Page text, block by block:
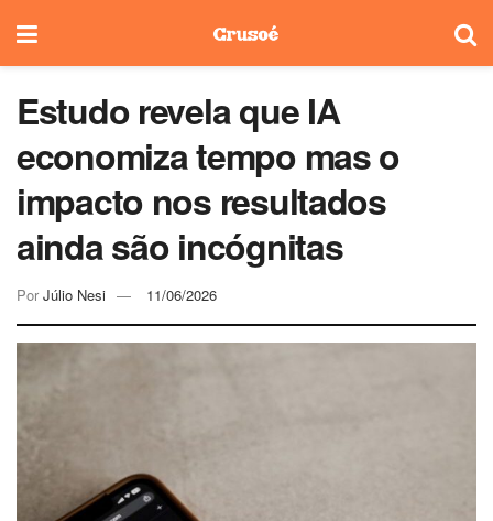
Estudo revela que IA
economiza tempo mas o
impacto nos resultados
ainda são incógnitas
Por Júlio Nesi 11/06/2026